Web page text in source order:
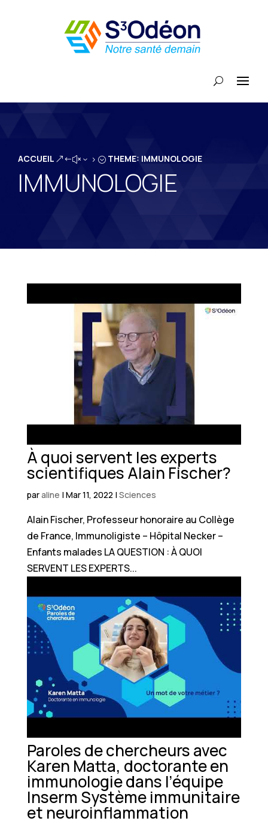
ACCUEIL &#x35; THEME: IMMUNOLOGIE
IMMUNOLOGIE
À quoi servent les experts
scientifiques Alain Fischer?
paraline | Mar 11, 2022 | Sciences
Alain Fischer, Professeur honoraire au Collège
de France, Immunoligiste – Hôpital Necker –
Enfants malades LA QUESTION : À QUOI
SERVENT LES EXPERTS...
Paroles de chercheurs avec
Karen Matta, doctorante en
immunologie dans l’équipe
Inserm Système immunitaire
et neuroinflammation